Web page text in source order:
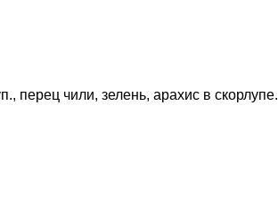
перец чили, зелень, арахис в скорлупе.